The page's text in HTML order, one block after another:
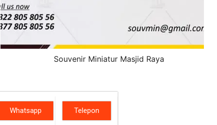
Souvenir Miniatur Masjid Raya
Whatsapp Telepon